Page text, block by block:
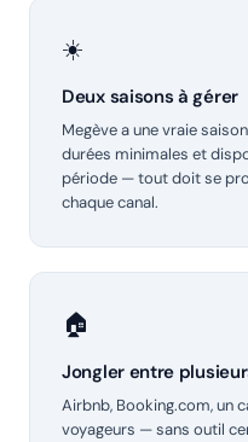
☀️
Deux saisons à gérer
Megève a une vraie
durées minimales et
période — tout doit se
chaque canal.
🏠
Jongler entre
Airbnb, Booking.com, un
voyageurs — sans outil